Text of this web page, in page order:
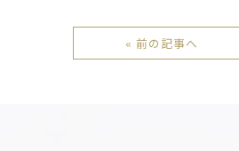
« 前の記事へ